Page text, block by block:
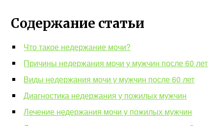
Содержание статьи
Что такое недержание мочи?
Причины недержания мочи у мужчин после 60 лет
Виды недержания мочи у мужчин после 60 лет
Диагностика недержания у пожилых мужчин
Лечение недержания мочи у пожилых мужчин